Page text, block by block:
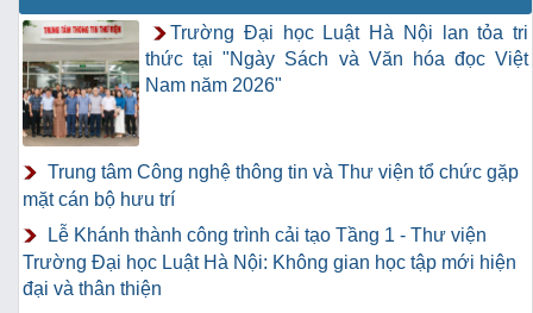
Trường Đại học Luật Hà Nội lan tỏa tri
thức tại "Ngày Sách và Văn hóa đọc Việt
Nam năm 2026"
Trung tâm Công nghệ thông tin và Thư viện tổ chức gặp
mặt cán bộ hưu trí
Lễ Khánh thành công trình cải tạo Tầng 1 - Thư viện
Trường Đại học Luật Hà Nội: Không gian học tập mới hiện
đại và thân thiện